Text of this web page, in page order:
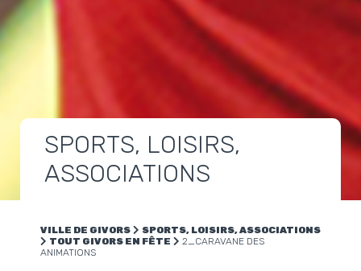
SPORTS, LOISIRS,
ASSOCIATIONS
VILLE DE GIVORS
SPORTS, LOISIRS, ASSOCIATIONS
TOUT GIVORS EN FÊTE
2_CARAVANE DES
ANIMATIONS